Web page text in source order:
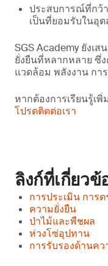
ประสบการณ์ที่กว้
เป็นที่ยอมรับในอุ
SGS Academy ยังเส
ยั่งยืนที่หลากหลาย ซึ่
แวดล้อม พลังงาน กา
หากต้องการเรียนรู้เพิ่
โปรดติดต่อเรา
ลิงก์ที่เกี่ยวข้
การประเมิน การ
ความยั่งยืน
ป่าไม้และพืชผล
ห่วงโซ่อุปทาน
การรับรองด้านคว